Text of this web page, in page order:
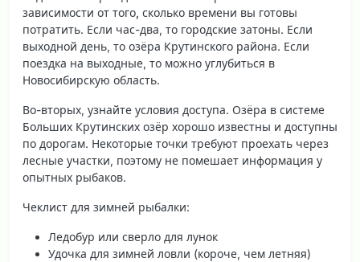
зависимости от того, сколько времени вы готовы
потратить. Если час-два, то городские затоны. Если
выходной день, то озёра Крутинского района. Если
поездка на выходные, то можно углубиться в
Новосибирскую область.
Во-вторых, узнайте условия доступа. Озёра в системе
Больших Крутинских озёр хорошо известны и доступны
по дорогам. Некоторые точки требуют проехать через
лесные участки, поэтому не помешает информация у
опытных рыбаков.
Чеклист для зимней рыбалки:
Ледобур или сверло для лунок
Удочка для зимней ловли (короче, чем летняя)